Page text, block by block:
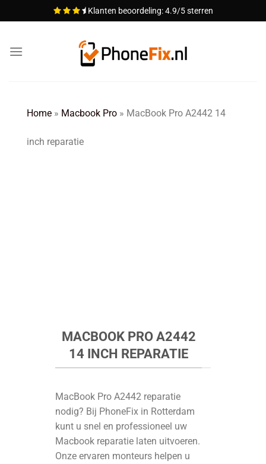
naar
Klanten beoordeling: 4.9/5 sterren
Home » Macbook Pro » MacBook Pro A2442 14
inch reparatie
MACBOOK PRO A2442
14 INCH REPARATIE
MacBook Pro A2442 reparatie
nodig? Bij PhoneFix in Rotterdam
kunt u snel en professioneel uw
Macbook reparatie laten uitvoeren.
Onze ervaren monteurs helpen u